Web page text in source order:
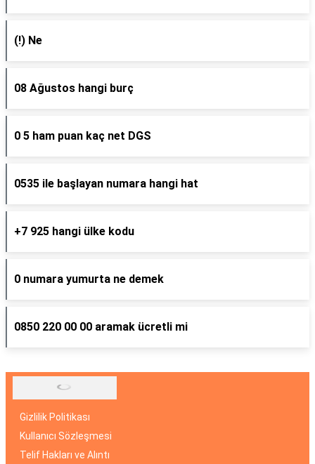
(!) Ne
08 Ağustos hangi burç
0 5 ham puan kaç net DGS
0535 ile başlayan numara hangi hat
+7 925 hangi ülke kodu
0 numara yumurta ne demek
0850 220 00 00 aramak ücretli mi
Gizlilik Politikası
Kullanıcı Sözleşmesi
Telif Hakları ve Alıntı